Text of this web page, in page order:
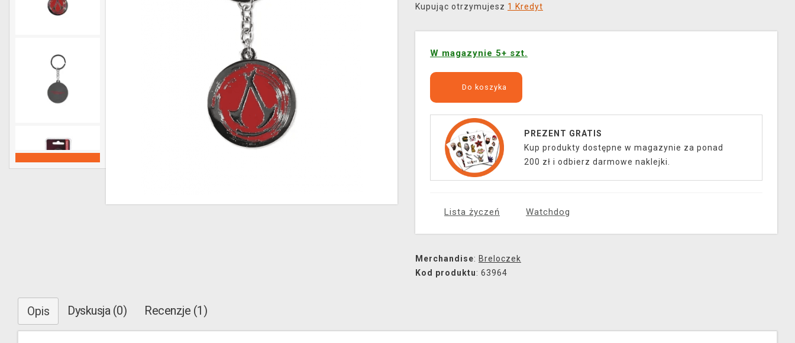
Kupując otrzymujesz 1 Kredyt
W magazynie 5+ szt.
Do koszyka
PREZENT GRATIS
Kup produkty dostępne w magazynie za ponad
200 zł i odbierz darmowe naklejki.
Lista życzeń Watchdog
Merchandise: Breloczek
Kod produktu: 63964
Opis Dyskusja (0) Recenzje (1)